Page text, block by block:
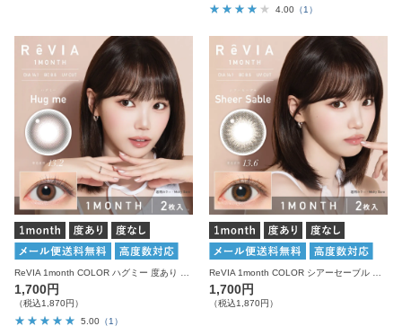
4.00 （1）
1,700円
（税込1,870円）
5.00 （1）
1,700円
（税込1,870円）